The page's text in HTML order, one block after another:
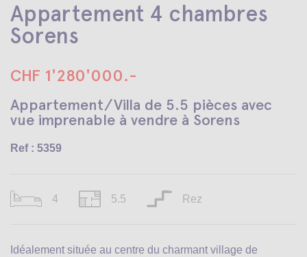
Appartement 4 chambres
Sorens
CHF 1'280'000.-
Appartement/Villa de 5.5 pièces avec
vue imprenable à vendre à Sorens
Ref : 5359
4 5.5 Rez
Idéalement située au centre du charmant village de